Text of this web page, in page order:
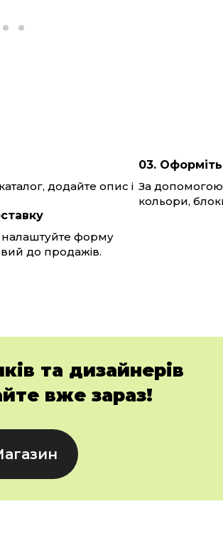
додайте опис і
03.
За допомогою
кольори,
налаштуйте форму
до продажів.
та дизайнерів
вже зараз!